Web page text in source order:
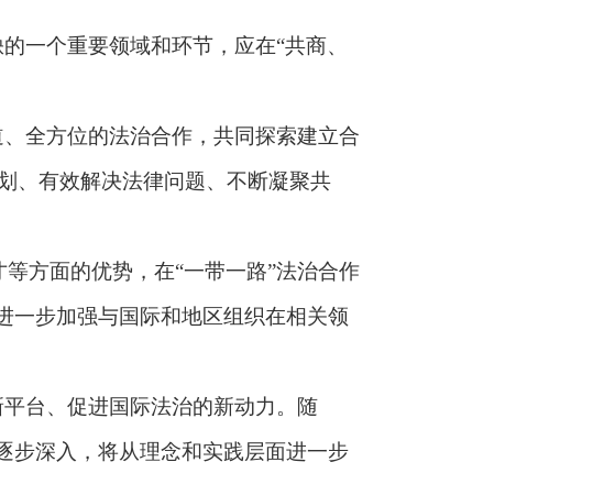
一个重要领域和环节，应在“共商、
全方位的法治合作，共同探索建立合
、有效解决法律问题、不断凝聚共
等方面的优势，在“一带一路”法治合作
一步加强与国际和地区组织在相关领
台、促进国际法治的新动力。随
步深入，将从理念和实践层面进一步